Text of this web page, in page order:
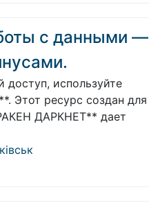
с данными —
используйте
Этот ресурс создан для
ДАРКНЕТ** дает